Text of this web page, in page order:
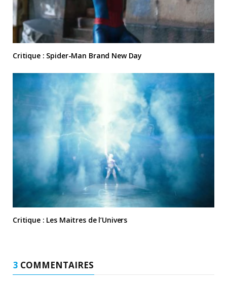
Critique : Spider-Man Brand New Day
Critique : Les Maitres de l’Univers
3 COMMENTAIRES